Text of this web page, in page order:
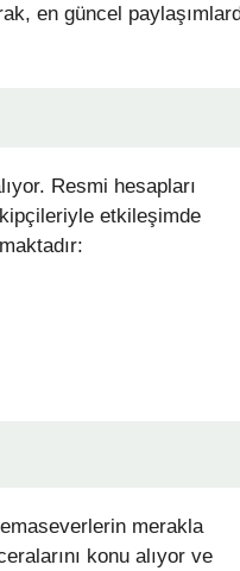
en güncel
Resmi hesapları
etkileşimde
merakla
konu alıyor ve